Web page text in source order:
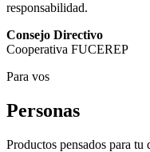
responsabilidad.
Consejo Directivo
Cooperativa FUCEREP
Para vos
Personas
Productos pensados para tu